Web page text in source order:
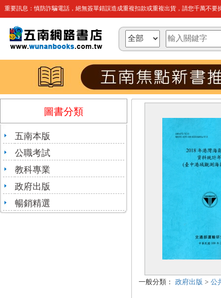
重要訊息：慎防詐騙電話，絕無簽單錯誤造成重複扣款或重複出貨，請您千萬不要
圖書分類
五南本版
公職考試
教科專業
政府出版
暢銷精選
一般分類： 政府出版 > 公